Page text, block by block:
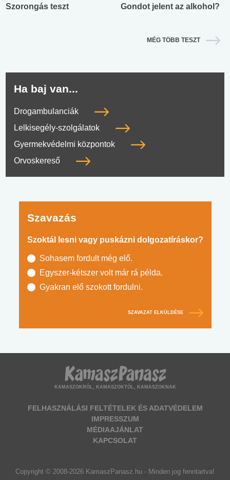
Szorongás teszt Gondot jelent az alkohol?
MÉG TÖBB TESZT
Ha baj van...
Drogambulanciák
Lelkisegély-szolgálatok
Gyermekvédelmi központok
Orvoskereső
Szavazás
Szoktál lesni vagy puskázni dolgozatíráskor?
Sohasem fordult még elő.
Egyszer-kétszer volt már rá példa.
Gyakran elő szokott fordulni.
SZAVAZAT ELKÜLDÉSE
KAMASZOKRÓL, KAMASZOKTÓL, KAMASZOKNAK
FELHASZNÁLÁSI FELTÉTELEK ÉS ADATVÉDELEM
IMPRESSZUM
MÉDIAAJÁNLAT
KAPCSOLAT
Copyright © 2008-2026 KamaszPanasz.hu - Minden jog fenntartva!